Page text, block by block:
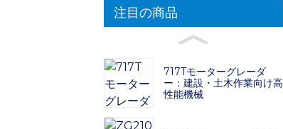
注目の商品
717Tモーターグレーダ
ー：建設・土木作業向け高
性能機械